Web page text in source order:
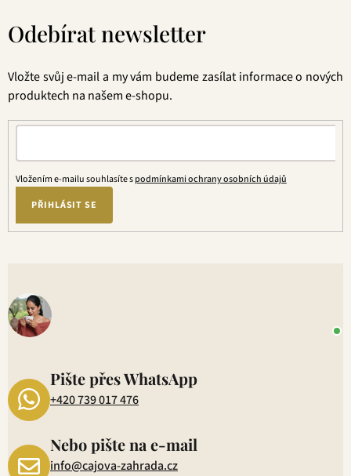
Odebírat newsletter
Vložte svůj e-mail a my vám budeme zasílat informace o nových
produktech na našem e-shopu.
Vložením e-mailu souhlasíte spodmínkami ochrany osobních údajů
PŘIHLÁSIT SE
Pište přes WhatsApp
+420 739 017 476
Nebo pište na e-mail
info@cajova-zahrada.cz